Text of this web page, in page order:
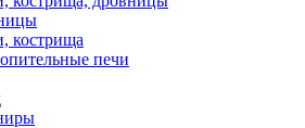
кострища
печи